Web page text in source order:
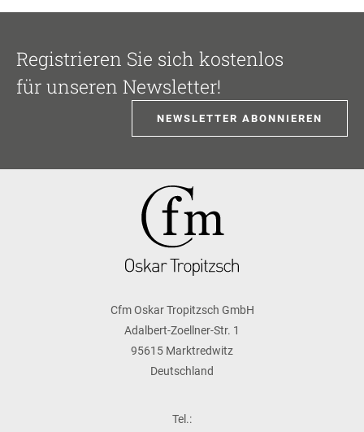
Registrieren Sie sich kostenlos
für unseren Newsletter!
NEWSLETTER ABONNIEREN
Cfm Oskar Tropitzsch GmbH
Adalbert-Zoellner-Str. 1
95615 Marktredwitz
Deutschland
Tel.: